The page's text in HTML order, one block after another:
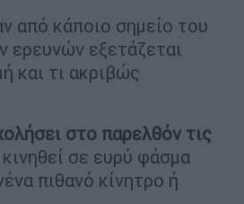
από κάποιο σημείο του
ερευνών εξετάζεται
και τι ακριβώς
στο παρελθόν τις
σε ευρύ φάσμα
πιθανό κίνητρο ή